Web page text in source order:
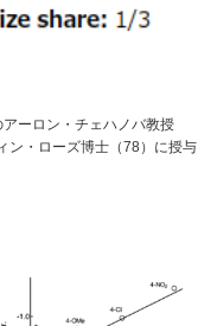
ーロン・チェハノバ教授
ン・ローズ博士（78）に授与